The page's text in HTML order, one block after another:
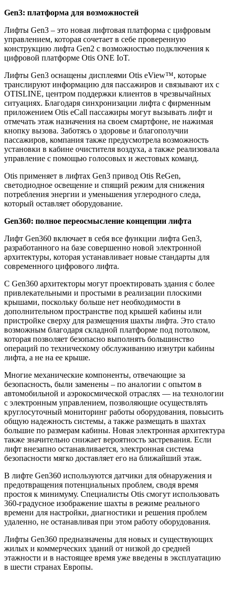
Gen3: платформа для возможностей
Лифты Gen3 – это новая лифтовая платформа с цифровым
управлением, которая сочетает в себе проверенную
конструкцию лифта Gen2 с возможностью подключения к
цифровой платформе Otis ONE IoT.
Лифты Gen3 оснащены дисплеями Otis eView™, которые
транслируют информацию для пассажиров и связывают их с
OTISLINE, центром поддержки клиентов в чрезвычайных
ситуациях. Благодаря синхронизации лифта с фирменным
приложением Otis eCall пассажиры могут вызывать лифт и
отмечать этаж назначения на своем смартфоне, не нажимая
кнопку вызова. Заботясь о здоровье и благополучии
пассажиров, компания также предусмотрела возможность
установки в кабине очистителя воздуха, а также реализовала
управление с помощью голосовых и жестовых команд.
Otis применяет в лифтах Gen3 привод Otis ReGen,
светодиодное освещение и спящий режим для снижения
потребления энергии и уменьшения углеродного следа,
который оставляет оборудование.
Gen360: полное переосмысление концепции лифта
Лифт Gen360 включает в себя все функции лифта Gen3,
разработанного на базе совершенно новой электронной
архитектуры, которая устанавливает новые стандарты для
современного цифрового лифта.
С Gen360 архитекторы могут проектировать здания с более
привлекательными и простыми в реализации плоскими
крышами, поскольку больше нет необходимости в
дополнительном пространстве под крышей кабины или
пристройке сверху для размещения шахты лифта. Это стало
возможным благодаря складной платформе под потолком,
которая позволяет безопасно выполнять большинство
операций по техническому обслуживанию изнутри кабины
лифта, а не на ее крыше.
Многие механические компоненты, отвечающие за
безопасность, были заменены – по аналогии с опытом в
автомобильной и аэрокосмической отраслях — на технологии
с электронным управлением, позволяющие осуществлять
круглосуточный мониторинг работы оборудования, повысить
общую надежность системы, а также размещать в шахтах
большие по размерам кабины. Новая электронная архитектура
также значительно снижает вероятность застревания. Если
лифт внезапно останавливается, электронная система
безопасности мягко доставляет его на ближайший этаж.
В лифте Gen360 используются датчики для обнаружения и
предотвращения потенциальных проблем, сводя время
простоя к минимуму. Специалисты Otis смогут использовать
360-градусное изображение шахты в режиме реального
времени для настройки, диагностики и решения проблем
удаленно, не останавливая при этом работу оборудования.
Лифты Gen360 предназначены для новых и существующих
жилых и коммерческих зданий от низкой до средней
этажности и в настоящее время уже введены в эксплуатацию
в шести странах Европы.